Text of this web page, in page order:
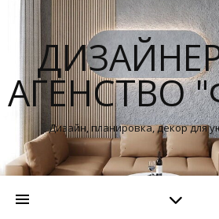
АГЕНСТВО
Дизайн, планировка, декор для